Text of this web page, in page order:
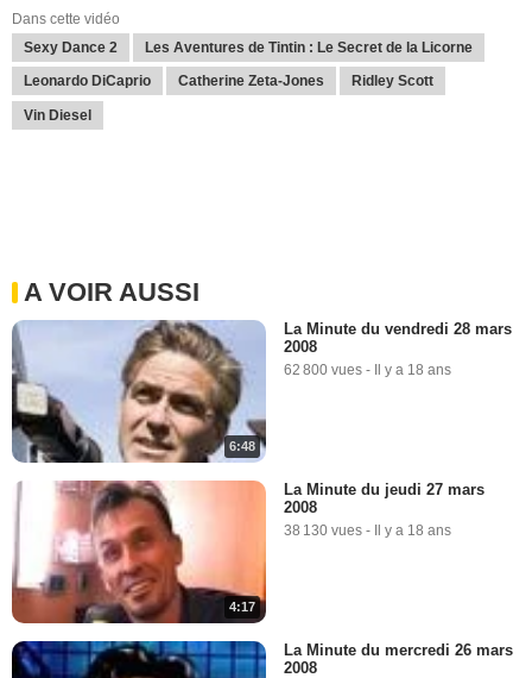
Dans cette vidéo
Sexy Dance 2
Les Aventures de Tintin : Le Secret de la Licorne
Leonardo DiCaprio Catherine Zeta-Jones Ridley Scott
Vin Diesel
A VOIR AUSSI
6:48
La Minute du vendredi 28 mars
2008
62 800 vues - Il y a 18 ans
4:17
La Minute du jeudi 27 mars
2008
38 130 vues - Il y a 18 ans
La Minute du mercredi 26 mars
2008